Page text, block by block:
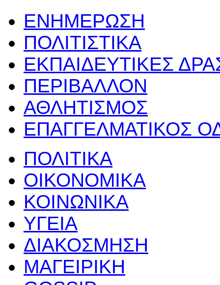
ΕΝΗΜΕΡΩΣΗ
ΠΟΛΙΤΙΣΤΙΚΑ
ΕΚΠΑΙΔΕΥΤΙΚΕΣ
ΠΕΡΙΒΑΛΛΟΝ
ΑΘΛΗΤΙΣΜΟΣ
ΕΠΑΓΓΕΛΜΑΤΙΚΟΣ
ΠΟΛΙΤΙΚΑ
ΟΙΚΟΝΟΜΙΚΑ
ΚΟΙΝΩΝΙΚΑ
ΥΓΕΙΑ
ΔΙΑΚΟΣΜΗΣΗ
ΜΑΓΕΙΡΙΚΗ